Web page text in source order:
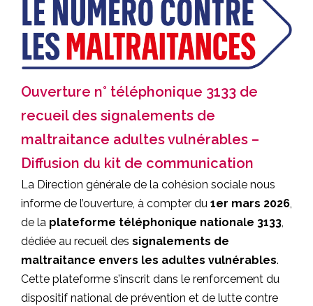
Ouverture n° téléphonique 3133 de
recueil des signalements de
maltraitance adultes vulnérables –
Diffusion du kit de communication
La Direction générale de la cohésion sociale nous
informe de l’ouverture, à compter du 1er mars 2026,
de la plateforme téléphonique nationale 3133,
dédiée au recueil des signalements de
maltraitance envers les adultes vulnérables.
Cette plateforme s’inscrit dans le renforcement du
dispositif national de prévention et de lutte contre